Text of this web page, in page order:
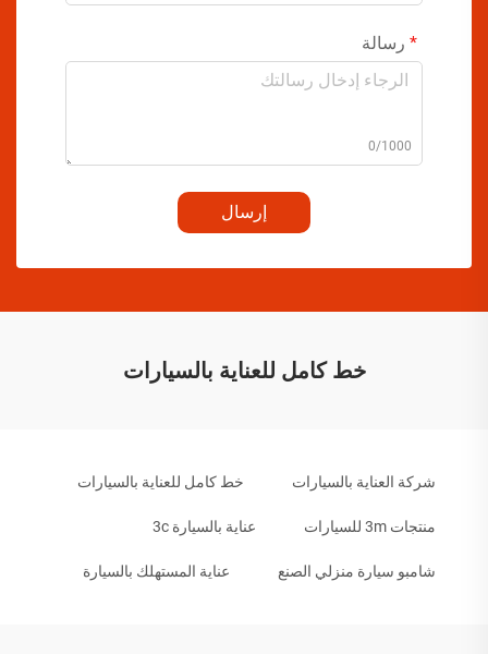
رسالة
0/1000
إرسال
خط كامل للعناية بالسيارات
شركة العناية بالسيارات خط كامل للعناية بالسيارات
منتجات 3m للسيارات عناية بالسيارة 3c
شامبو سيارة منزلي الصنع عناية المستهلك بالسيارة